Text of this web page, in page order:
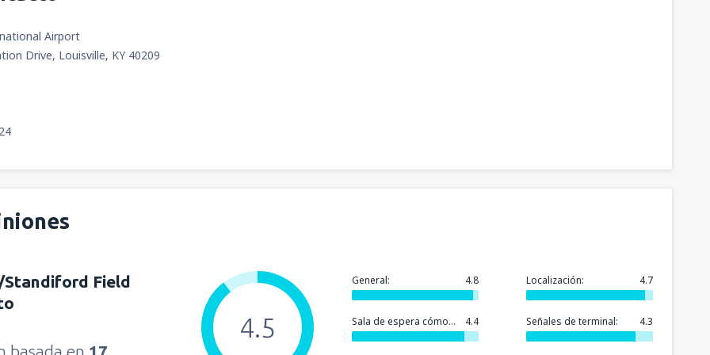
Airport
Drive, Louisville, KY 40209
Field
basada en 17
General: 4.8 Localización: 4.7
Sala de espera cómoda: 4.4 Señales de terminal: 4.3
4.5